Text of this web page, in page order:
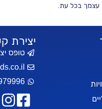
יצירת קשר
טופס יצירת קשר
055-9979996